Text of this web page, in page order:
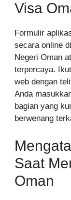
Visa
Formulir
secara online
Negeri Oman
terpercaya.
web dengan
Anda
bagian yang
berwenang
Saat
Oman